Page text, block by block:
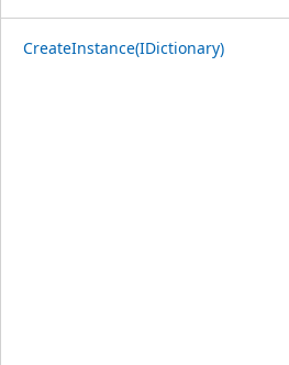
CreateInstance(IDictionary)